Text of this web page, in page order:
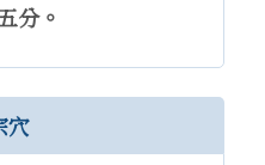
分。
穴